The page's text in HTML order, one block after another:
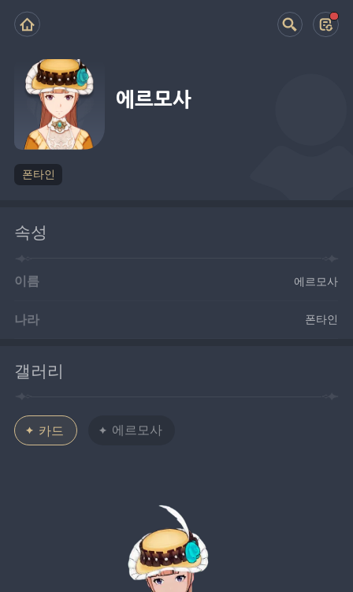
에르모사
폰타인
속성
이름 에르모사
나라 폰타인
갤러리
카드 에르모사